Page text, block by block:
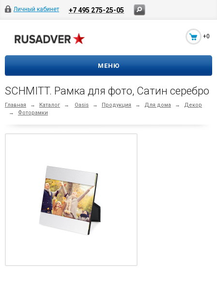
Личный кабинет +7 495 275-25-05
+0
МЕНЮ
SCHMITT. Рамка для фото, Сатин серебро
Главная → Каталог → Oasis → Продукция → Для дома →
Декор
→
Фоторамки